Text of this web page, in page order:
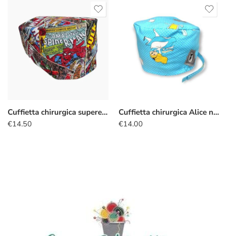
Cuffietta chirurgica supereroi fumetti
€14.50
Cuffietta chirurgica Alice nel Paese delle Meraviglie turchese
€14.00